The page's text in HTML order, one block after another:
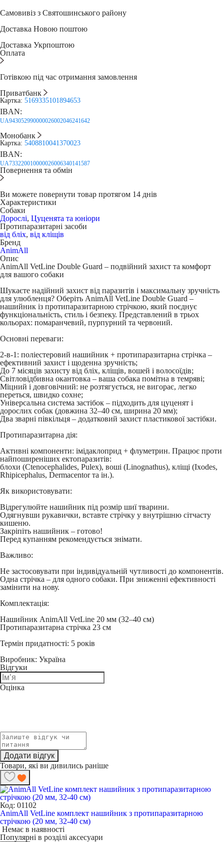
Самовивіз з Святошинського району
Доставка Новою поштою
Доставка Укрпоштою
Оплата
Готівкою під час отримання замовлення
Приватбанк
Картка: 5169335101894653
IBAN:
UA943052990000026002046241642
Монобанк
Картка: 5408810041370023
IBAN:
UA733220010000026006340141587
Повернення та обмін
Ви можете повернути товар протягом 14 днів
Характеристики
Собаки
Дорослі, Цуценята та юніори
Протипаразитарні засоби
від бліх, від кліщів
Бренд
AnimAll
Опис
AnimAll VetLine Double Guard – подвійний захист та комфорт
для вашого собаки
Шукаєте надійний захист від паразитів і максимальну зручність
для улюбленця? Оберіть AnimAll VetLine Double Guard –
нашийник із протипаразитарною стрічкою, який поєднує
функціональність, стиль і безпеку. Представлений в трьох
кольорах: помаранчевий, пурпурний та червоний.
Основні переваги:
2-в-1 : поліестеровий нашийник + протипаразитарна стрічка –
ефективний захист і щоденна зручність;
До 7 місяців захисту від бліх, кліщів, вошей і волосоїдів;
Світловідбивна окантовка – ваша собака помітна в темряві;
Міцний і довговічний: не розтягується, не вигорає, легко
переться, швидко сохне;
Універсальна система застібок – підходить для цуценят і
дорослих собак (довжина 32–40 см, ширина 20 мм);
Два зварні півкільця – додатковий захист пластикової застібки.
Протипаразитарна дія:
Активні компоненти: імідаклоприд + флуметрин. Працює проти
найпоширеніших ектопаразитів:
блохи (Ctenocephalides, Pulex), воші (Linognathus), кліщі (Ixodes,
Rhipicephalus, Dermacentor та ін.).
Як використовувати:
Відрегулюйте нашийник під розмір шиї тварини.
Одягнувши рукавички, вставте стрічку у внутрішню сітчасту
кишеню.
Закріпіть нашийник – готово!
Перед купанням рекомендується знімати.
Важливо:
Не застосовувати при індивідуальній чутливості до компонентів.
Одна стрічка – для одного собаки. При зниженні ефективності
замінити на нову.
Комплектація:
Нашийник AnimAll VetLine 20 мм (32–40 см)
Протипаразитарна стрічка 23 см
Термін придатності: 5 років
Виробник: Україна
Відгуки
Оцінка
Додати відгук
Товари, які ви дивились раніше
Код: 01102
AnimAll VetLine комплект нашийник з протипаразитарною
стрічкою (20 мм, 32-40 см)
Немає в наявності
Популярні в розділі аксесуари